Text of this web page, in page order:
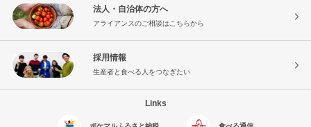
法人・自治体の方へ
アライアンスのご相談はこちらから
採用情報
生産者と食べる人をつなぎたい
Links